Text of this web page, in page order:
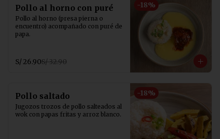
-18%
Pollo al horno con puré
Pollo al horno (presa pierna o
encuentro) acompañado con puré de
papa.
S/ 26.90S/ 32.90
-18%
Pollo saltado
Jugozos trozos de pollo salteados al
wok con papas fritas y arroz blanco.